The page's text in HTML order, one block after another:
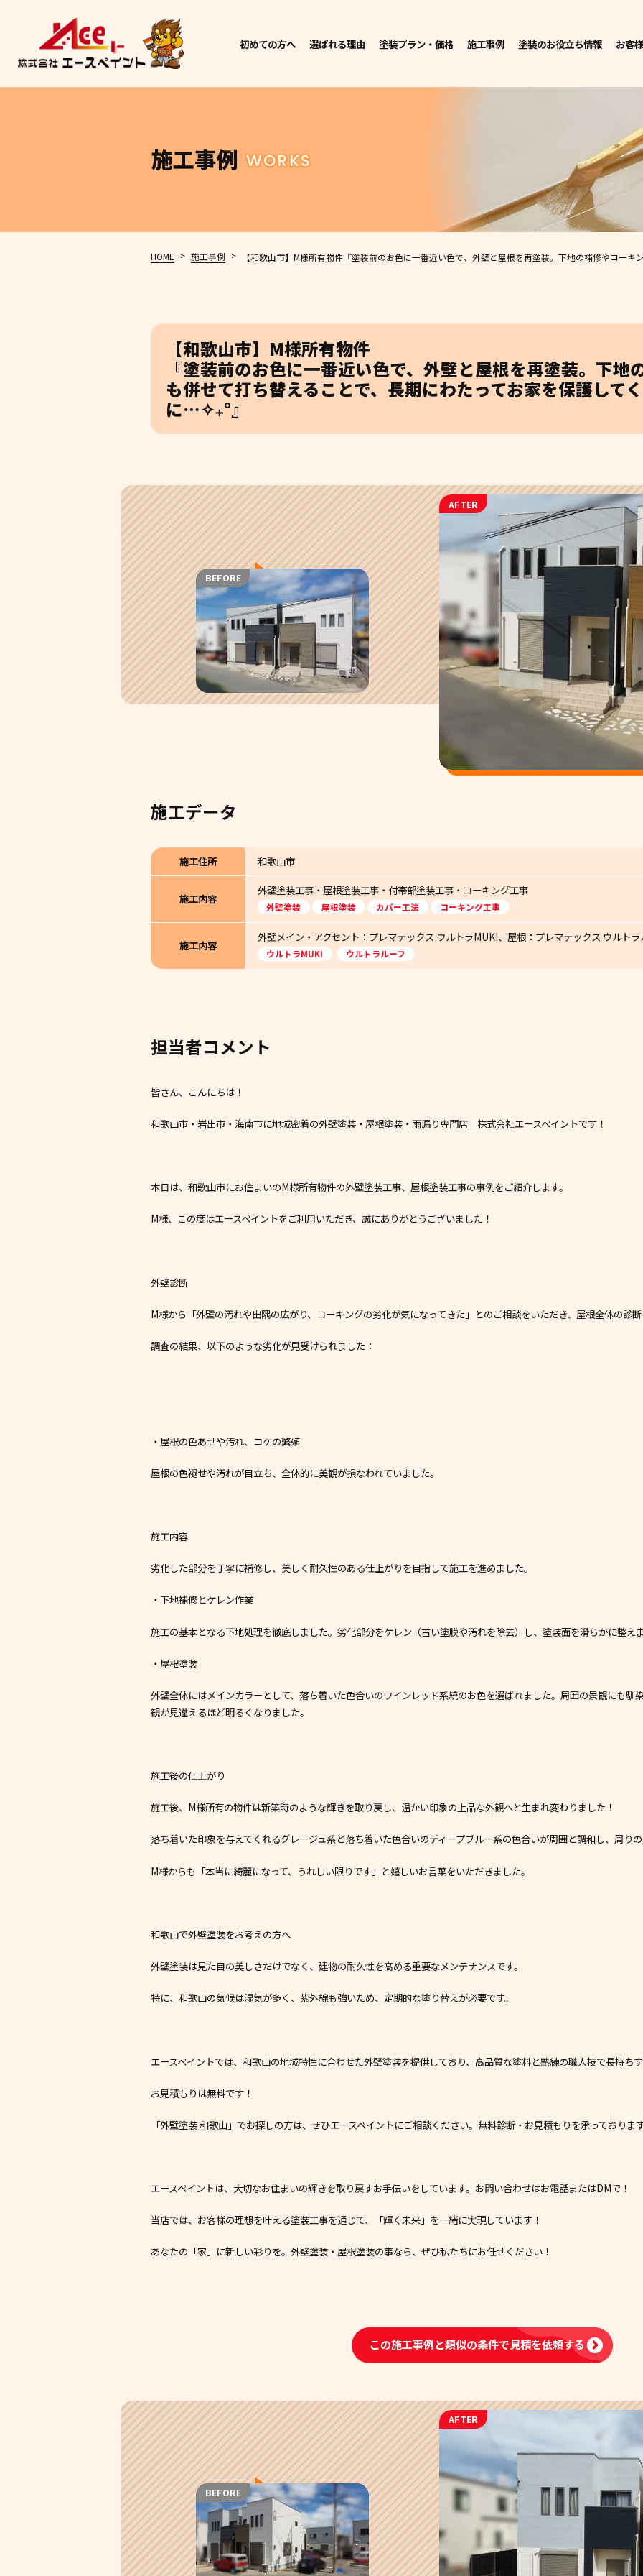
初めての方へ 選ばれる理由 塗装プラン・価格 施工事例 塗装のお役立ち情報 お客
施工事例 WORKS
HOME > 施工事例 > 【和歌山市】M様所有物件 『塗装前のお色に一番近い色で、外壁と屋根を再塗装。下地の補修やコーキングも併せて打ち替えることで、
【和歌山市】M様所有物件
『塗装前のお色に一番近い色で、外壁と屋根を再塗装。下地
も併せて打ち替えることで、長期にわたってお家を保護して
に…✧₊°』
BEFORE
AFTER
施工データ
施工住所 和歌山市
施工内容
外壁塗装工事・屋根塗装工事・付帯部塗装工事・コーキング工事
外壁塗装 屋根塗装 カバー工法 コーキング工事
施工内容
外壁メイン・アクセント：プレマテックス ウルトラMUKI、屋根：プレマテックス ウルトラ
ウルトラMUKI ウルトラルーフ
担当者コメント
皆さん、こんにちは！
和歌山市・岩出市・海南市に地域密着の外壁塗装・屋根塗装・雨漏り専門店 株式会社エースペイントです！
本日は、和歌山市にお住まいのM様所有物件の外壁塗装工事、屋根塗装工事の事例をご紹介します。
M様、この度はエースペイントをご利用いただき、誠にありがとうございました！
外壁診断
M様から「外壁の汚れや出隅の広がり、コーキングの劣化が気になってきた」とのご相談をいただき、屋根全体の診
調査の結果、以下のような劣化が見受けられました：
・屋根の色あせや汚れ、コケの繁殖
屋根の色褪せや汚れが目立ち、全体的に美観が損なわれていました。
施工内容
劣化した部分を丁寧に補修し、美しく耐久性のある仕上がりを目指して施工を進めました。
・下地補修とケレン作業
施工の基本となる下地処理を徹底しました。劣化部分をケレン（古い塗膜や汚れを除去）し、塗装面を滑らかに整え
・屋根塗装
外壁全体にはメインカラーとして、落ち着いた色合いのワインレッド系統のお色を選ばれました。周囲の景観にも馴
観が見違えるほど明るくなりました。
施工後の仕上がり
施工後、M様所有の物件は新築時のような輝きを取り戻し、温かい印象の上品な外観へと生まれ変わりました！
落ち着いた印象を与えてくれるグレージュ系と落ち着いた色合いのディープブルー系の色合いが周囲と調和し、周り
M様からも「本当に綺麗になって、うれしい限りです」と嬉しいお言葉をいただきました。
和歌山で外壁塗装をお考えの方へ
外壁塗装は見た目の美しさだけでなく、建物の耐久性を高める重要なメンテナンスです。
特に、和歌山の気候は湿気が多く、紫外線も強いため、定期的な塗り替えが必要です。
エースペイントでは、和歌山の地域特性に合わせた外壁塗装を提供しており、高品質な塗料と熟練の職人技で長持ち
お見積もりは無料です！
「外壁塗装 和歌山」でお探しの方は、ぜひエースペイントにご相談ください。無料診断・お見積もりを承っておりま
エースペイントは、大切なお住まいの輝きを取り戻すお手伝いをしています。お問い合わせはお電話またはDMで！
当店では、お客様の理想を叶える塗装工事を通じて、「輝く未来」を一緒に実現しています！
あなたの「家」に新しい彩りを。外壁塗装・屋根塗装の事なら、ぜひ私たちにお任せください！
この施工事例と類似の条件で見積を依頼する
BEFORE
AFTER